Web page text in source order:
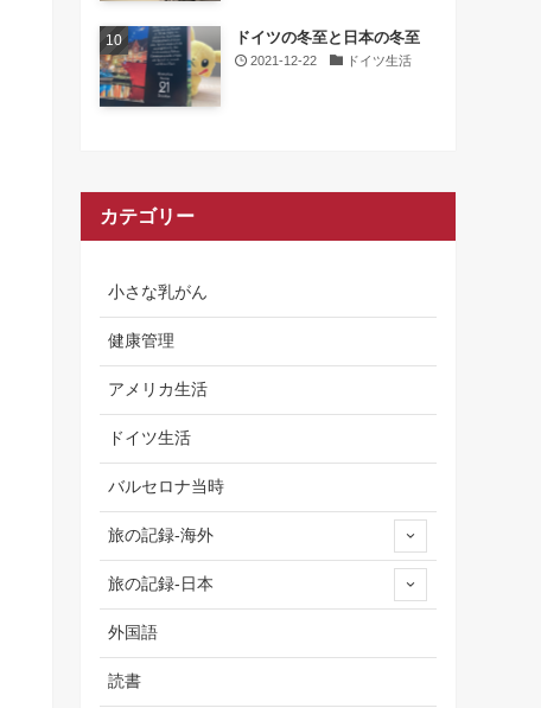
ドイツの冬至と日本の冬至
2021-12-22 ドイツ生活
カテゴリー
小さな乳がん
健康管理
アメリカ生活
ドイツ生活
バルセロナ当時
旅の記録-海外
旅の記録-日本
外国語
読書